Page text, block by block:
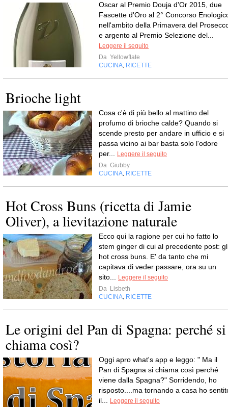
Oscar al Premio Douja d'Or 2015, due
Fascette d'Oro al 2° Concorso
nell'ambito della Primavera del
e argento al Premio Selezione del...
Leggere il seguito
Da Yellowflate
CUCINA, RICETTE
Brioche light
Cosa c'è di più bello al mattino del
profumo di brioche calde? Quando si
scende presto per andare in ufficio e si
passa vicino ai bar basta solo l'odore
per... Leggere il seguito
Da Giubby
CUCINA, RICETTE
Hot Cross Buns (ricetta di Jamie
Oliver), a lievitazione naturale
Ecco qui la ragione per cui ho fatto lo
stem ginger di cui al precedente post:
hot cross buns. E' da tanto che mi
capitava di veder passare, ora su un
sito... Leggere il seguito
Da Lisbeth
CUCINA, RICETTE
Le origini del Pan di Spagna: perché si
chiama così?
Oggi apro what's app e leggo: " Ma il
Pan di Spagna si chiama così perché
viene dalla Spagna?" Sorridendo, ho
risposto....ma tornando a casa ho
il... Leggere il seguito